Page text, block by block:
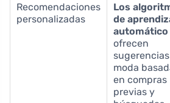
Recomendaciones
personalizadas
Los
de
automático
ofrecen
moda
en compras
previas y